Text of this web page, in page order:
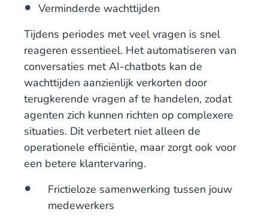
Verminderde wachttijden
Tijdens periodes met veel vragen is snel
reageren essentieel. Het automatiseren van
conversaties met AI-chatbots kan de
wachttijden aanzienlijk verkorten door
terugkerende vragen af te handelen, zodat
agenten zich kunnen richten op complexere
situaties. Dit verbetert niet alleen de
operationele efficiëntie, maar zorgt ook voor
een betere klantervaring.
Frictieloze samenwerking tussen jouw
medewerkers